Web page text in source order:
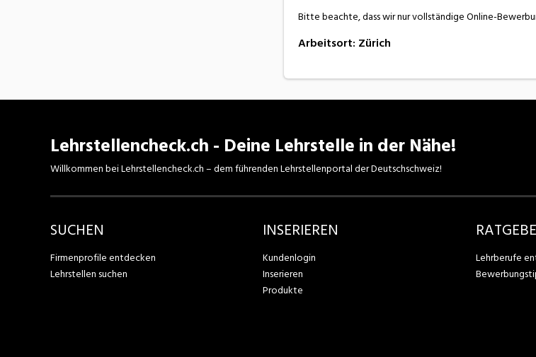
Bitte beachte, dass wir nur vollständige Online-
Arbeitsort: Zürich
Lehrstellencheck.ch - Deine Lehrstelle in der Nähe!
Willkommen bei Lehrstellencheck.ch – dem führenden Lehrstellenportal der Deutschschweiz!
SUCHEN
Firmenprofile entdecken
Lehrstellen suchen
INSERIEREN
Kundenlogin
Inserieren
Produkte
Lehrberufe